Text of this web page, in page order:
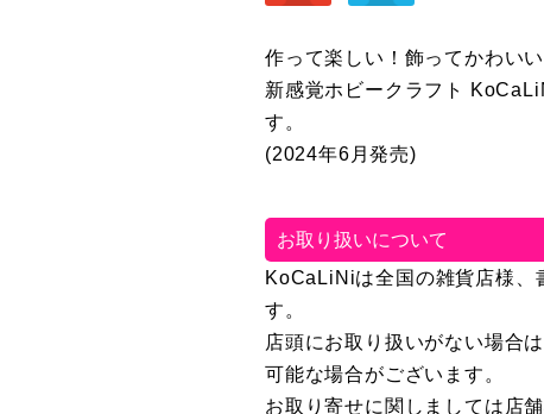
作って楽しい！飾ってかわいい
新感覚ホビークラフト
す。
(2024年6月発売)
お取り扱いについて
KoCaLiNiは全国の雑貨店様、
す。
店頭にお取り扱いがない場合は
可能な場合がございます。
お取り寄せに関しましては店